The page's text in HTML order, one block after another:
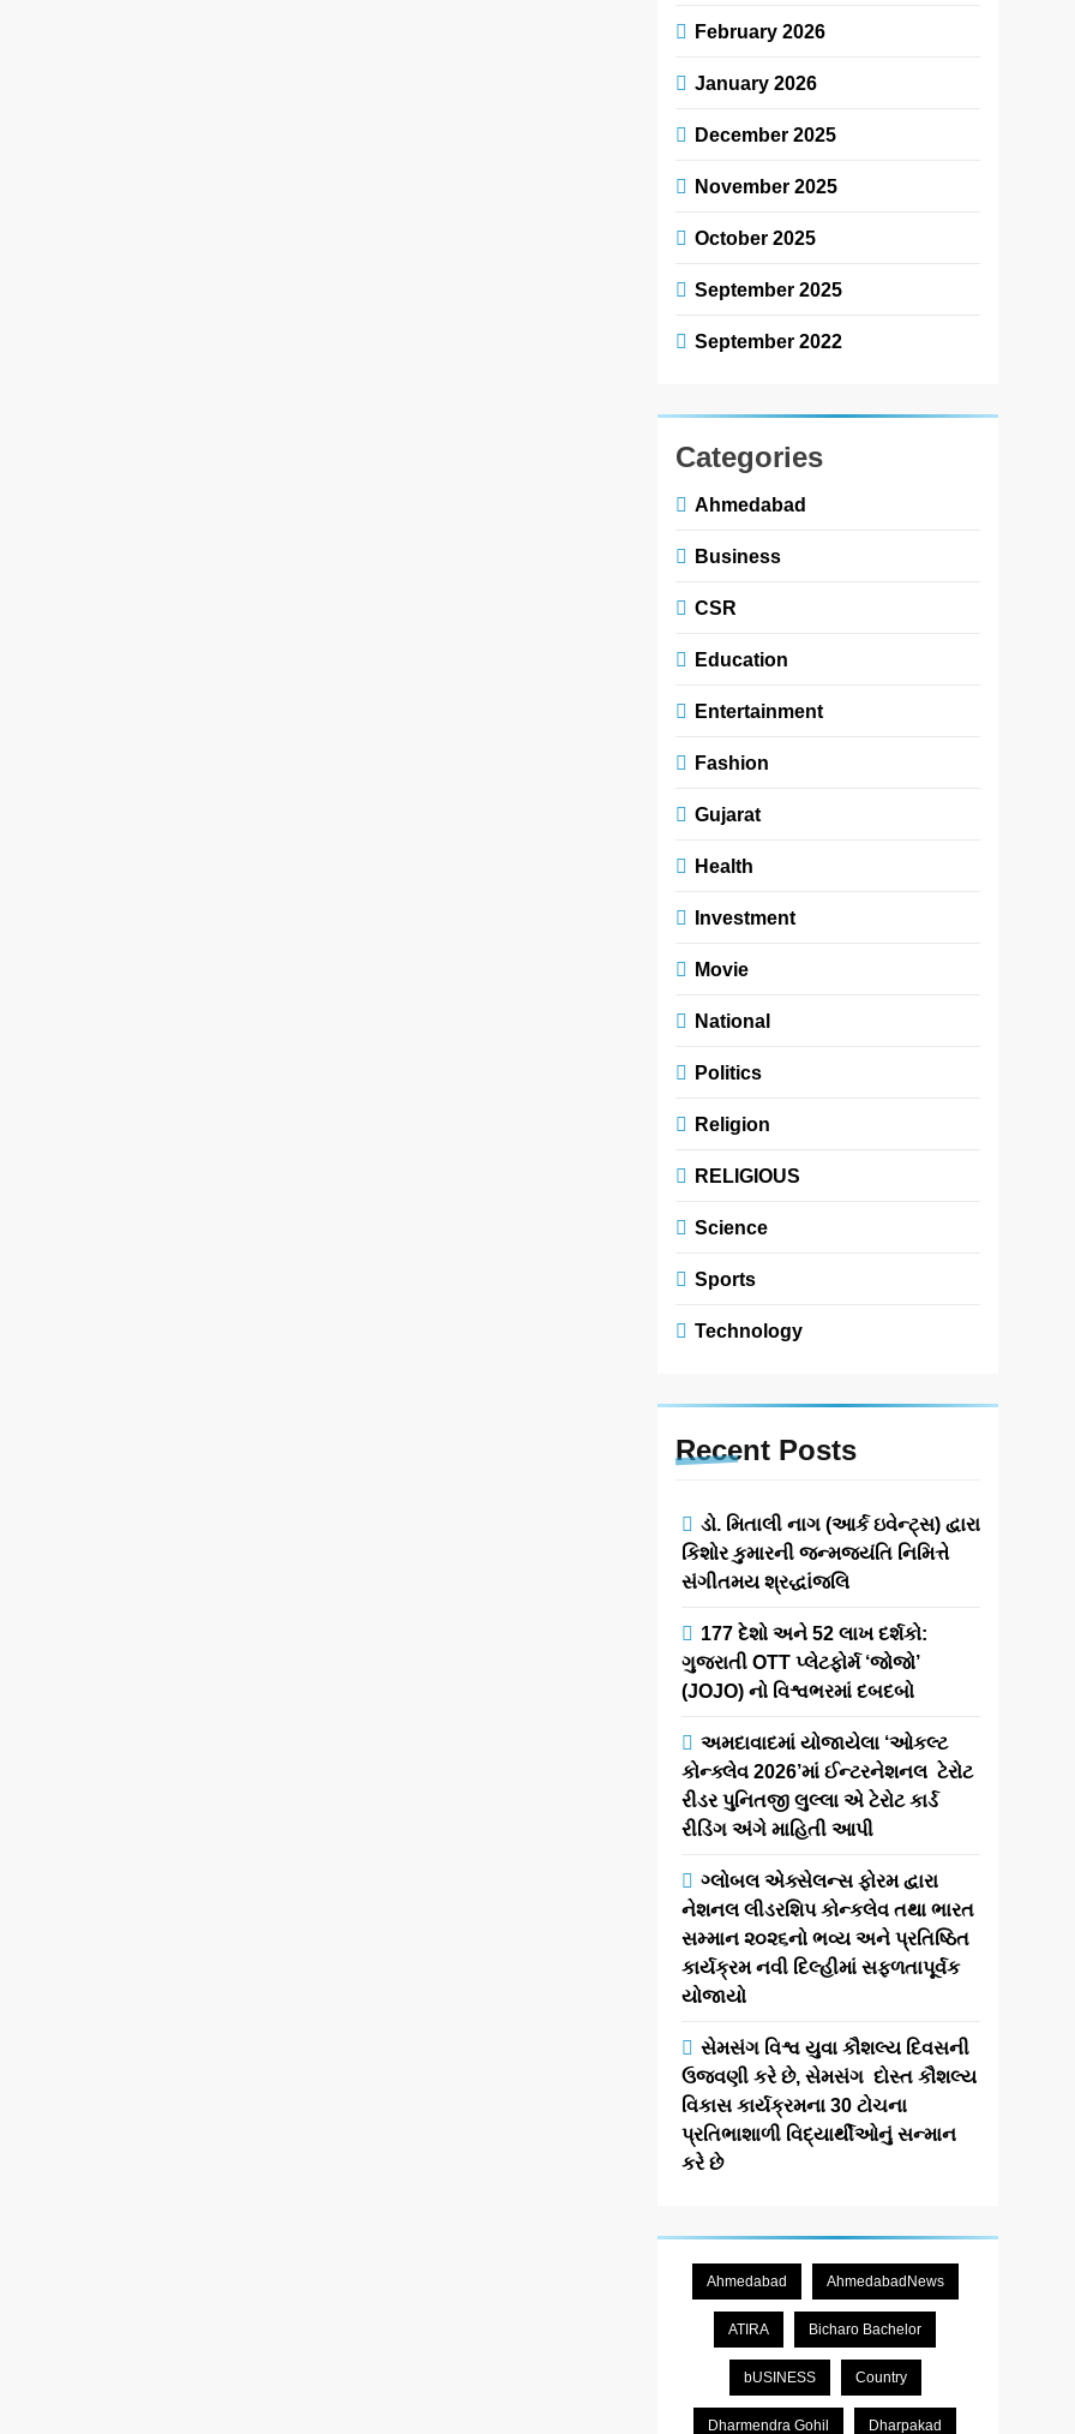
February 2026
January 2026
December 2025
November 2025
October 2025
September 2025
September 2022
Categories
Ahmedabad
Business
CSR
Education
Entertainment
Fashion
Gujarat
Health
Investment
Movie
National
Politics
Religion
RELIGIOUS
Science
Sports
Technology
Recent Posts
ડો. મિતાલી નાગ (આર્ક ઇવેન્ટ્સ) દ્વારા
કિશોર કુમારની જન્મજયંતિ નિમિત્તે
સંગીતમય શ્રદ્ધાંજલિ
177 દેશો અને 52 લાખ દર્શકો:
ગુજરાતી OTT પ્લેટફોર્મ ‘જોજો’
(JOJO) નો વિશ્વભરમાં દબદબો
અમદાવાદમાં યોજાયેલા ‘ઓકલ્ટ
કોન્ક્લેવ 2026’માં ઈન્ટરનેશનલ ટેરોટ
રીડર પુનિતજી લુલ્લા એ ટેરોટ કાર્ડ
રીડિંગ અંગે માહિતી આપી
ગ્લોબલ એક્સેલન્સ ફોરમ દ્વારા
નેશનલ લીડરશિપ કોન્કલેવ તથા ભારત
સમ્માન ૨૦૨૬નો ભવ્ય અને પ્રતિષ્ઠિત
કાર્યક્રમ નવી દિલ્હીમાં સફળતાપૂર્વક
યોજાયો
સેમસંગ વિશ્વ યુવા કૌશલ્ય દિવસની
ઉજવણી કરે છે, સેમસંગ દોસ્ત કૌશલ્ય
વિકાસ કાર્યક્રમના 30 ટોચના
પ્રતિભાશાળી વિદ્યાર્થીઓનું સન્માન
કરે છે
Ahmedabad AhmedabadNews
ATIRA Bicharo Bachelor
bUSINESS Country
Dharmendra Gohil Dharpakad